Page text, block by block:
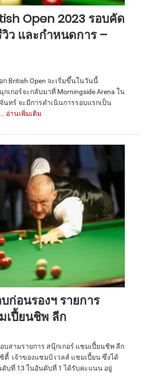
Open 2023 รอบคัด
วิว และกำหนดการ –
British Open จะเริ่มขึ้นในวันนี้
เกอร์จะกลับมาที่ Morningside Arena ใน
นทร์ จะมีการดำเนินการรอบแรกเป็น
อ่านเพิ่มเติม
ก่อนรองฯ รายการ
เปี้ยนชิพ ลีก
บสามรายการ สนุ๊กเกอร์ แชมเปี้ยนชิพ ลีก
ตี้ เจ้าของแชมป์ เวลส์ แชมเปี้ยน ซึ่งได้
บที่ 13 ในอันดับที่ 1 ได้รับคะแนน อยู่